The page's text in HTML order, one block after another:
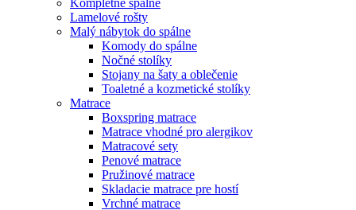
Kompletné spálne
Lamelové rošty
Malý nábytok do spálne
Komody do spálne
Nočné stolíky
Stojany na šaty a oblečenie
Toaletné a kozmetické stolíky
Matrace
Boxspring matrace
Matrace vhodné pro alergikov
Matracové sety
Penové matrace
Pružinové matrace
Skladacie matrace pre hostí
Vrchné matrace